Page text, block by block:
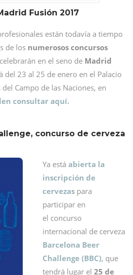
Fusión 2017
están todavía a tiempo
de los numerosos concursos
en el seno de Madrid
del 23 al 25 de enero en el Palacio
Campo de las Naciones, en
consultar aquí.
concurso de cerveza
Ya está abierta la
inscripción de
cervezas para
participar en
el concurso
internacional de cerveza
Barcelona Beer
Challenge (BBC), que
tendrá lugar el 25 de